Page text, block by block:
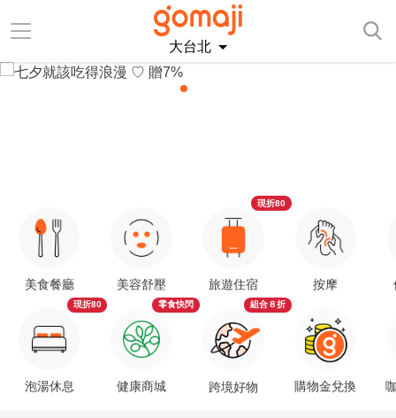
大台北
美食餐廳
泡湯休息
現折80
美容舒壓
健康商城
零食快閃
旅遊住宿
現折80
跨境好物
組合８折
按摩
購物金兌換